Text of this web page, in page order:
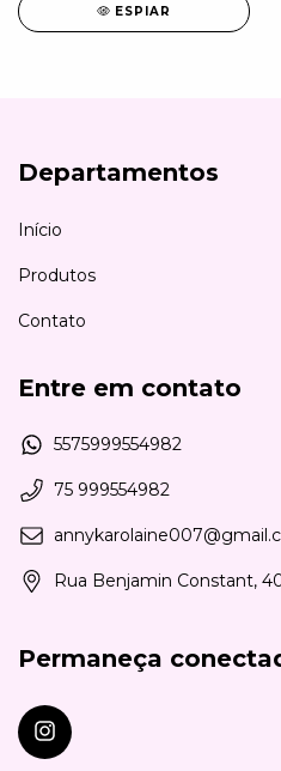
ESPIAR
Departamentos
Início
Produtos
Contato
Entre em contato
5575999554982
75 999554982
Rua Benjamin Constant,
Permaneça